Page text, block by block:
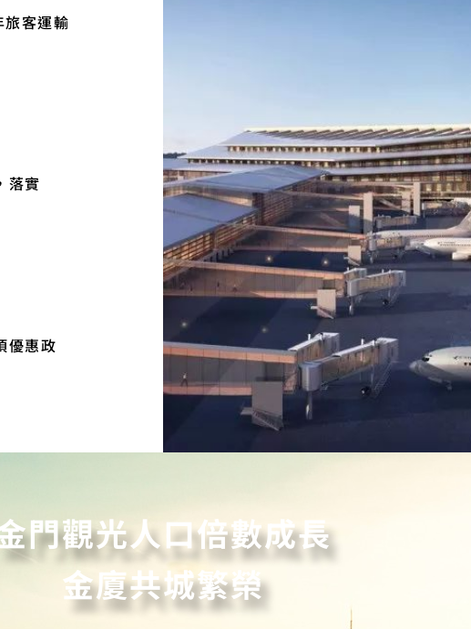
客運輸
落實
優惠政
門觀光人口倍數成長
金廈共城繁榮